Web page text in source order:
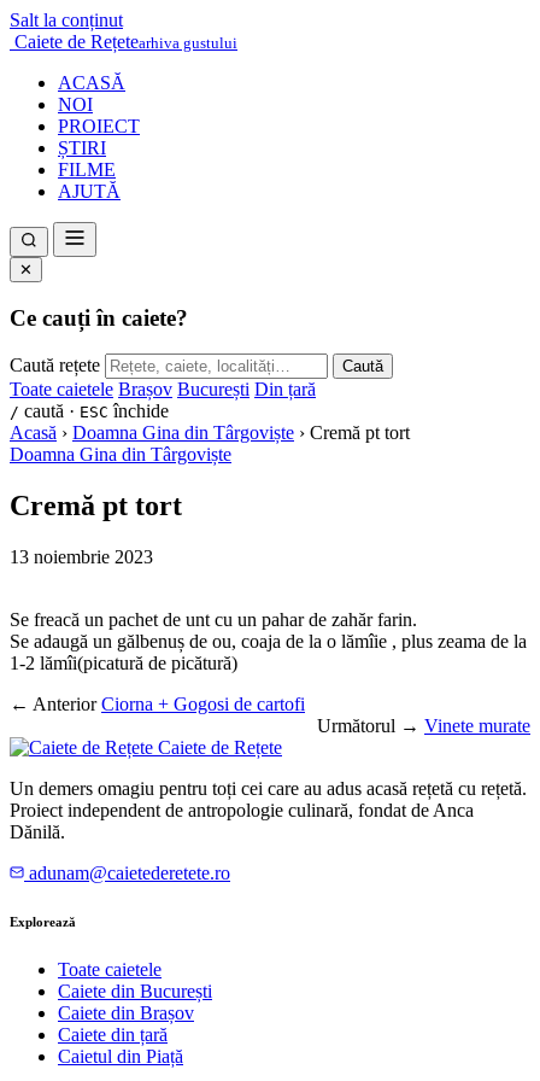
Salt la conținut
Caiete de Rețetearhiva gustului
ACASĂ
NOI
PROIECT
ȘTIRI
FILME
AJUTĂ
✕
Ce cauți în caiete?
Caută rețete Caută
Toate caietele Brașov București Din țară
/ caută · ESC închide
Acasă › Doamna Gina din Târgoviște › Cremă pt tort
Doamna Gina din Târgoviște
Cremă pt tort
13 noiembrie 2023
Se freacă un pachet de unt cu un pahar de zahăr farin.
Se adaugă un gălbenuș de ou, coaja de la o lămîie , plus zeama de la
1-2 lămîi(picatură de picătură)
← Anterior Ciorna + Gogosi de cartofi
Următorul → Vinete murate
Caiete de Rețete
Un demers omagiu pentru toți cei care au adus acasă rețetă cu rețetă.
Proiect independent de antropologie culinară, fondat de Anca
Dănilă.
adunam@caietederetete.ro
Explorează
Toate caietele
Caiete din București
Caiete din Brașov
Caiete din țară
Caietul din Piață